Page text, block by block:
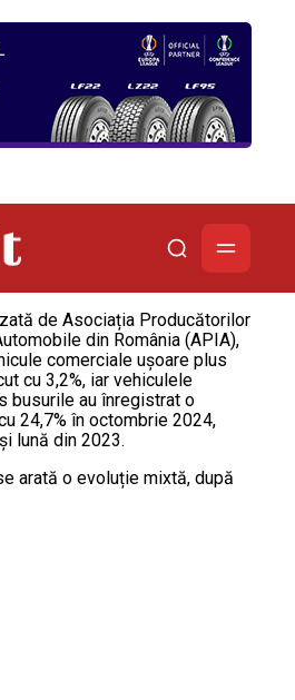
de Asociația Producătorilor
din România (APIA),
comerciale ușoare plus
cu 3,2%, iar vehiculele
busurile au înregistrat o
24,7% în octombrie 2024,
lună din 2023.
arată o evoluție mixtă, după